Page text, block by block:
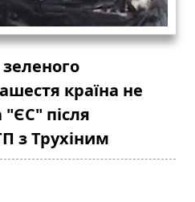
країна не
після
з Трухіним